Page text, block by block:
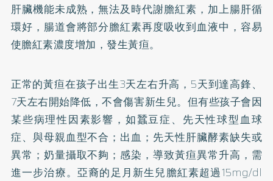
肝臟機能未成熟，無法及時代謝膽紅素，加上腸肝循
環好，腸道會將部分膽紅素再度吸收到血液中，容易
使膽紅素濃度增加，發生黃疸。
正常的黃疸在孩子出生3天左右升高，5天到達高鋒、
7天左右開始降低，不會傷害新生兒。但有些孩子會因
某些病理性因素影響，如蠶豆症、先天性球型血球
症、與母親血型不合；出血；先天性肝臟酵素缺失或
異常；奶量攝取不夠；感染，導致黃疸異常升高，需
進一步治療。亞裔的足月新生兒膽紅素超過15mg/dl